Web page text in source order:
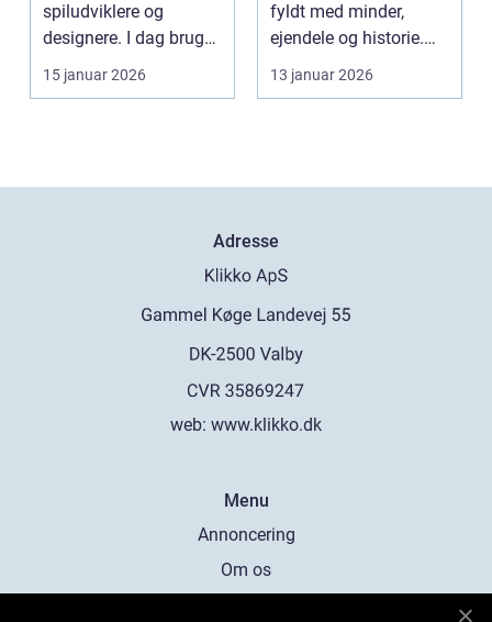
spiludviklere og
designere. I dag bruger
en lang række
virksomh...
15 januar 2026
fyldt med minder,
ejendele og historie.
For mange pårør...
13 januar 2026
Adresse
web: www.klikko.dk
Menu
Annoncering
Om os